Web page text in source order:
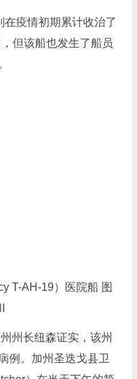
疫情初期累计收治了
但该船也发生了船员
T-AH-19）医院船 图
长纽森证实，该州
例。加州圣迭戈县卫